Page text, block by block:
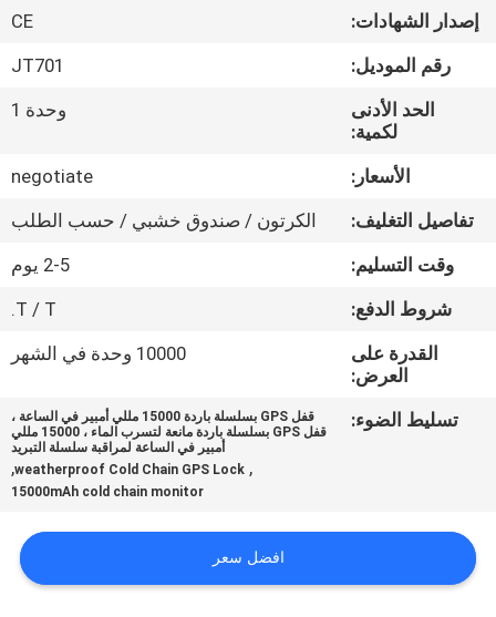
الافتراضي
معلومات
جولة
في
المعمل
مراقبة
اطلب
إصدار الشهادات:
CE
رقم الموديل:
JT701
الحد الأدنى
لكمية:
وحدة 1
الأسعار:
negotiate
تفاصيل التغليف:
الكرتون / صندوق خشبي / حسب الطلب
وقت التسليم:
2-5 يوم
شروط الدفع:
T / T.
القدرة على
العرض:
10000 وحدة في الشهر
تسليط الضوء:
قفل GPS بسلسلة باردة 15000 مللي أمبير في الساعة ،
قفل GPS بسلسلة باردة مانعة لتسرب الماء ، 15000 مللي
أمبير في الساعة لمراقبة سلسلة التبريد
,
weatherproof Cold Chain GPS Lock
,
15000mAh cold chain monitor
افضل سعر